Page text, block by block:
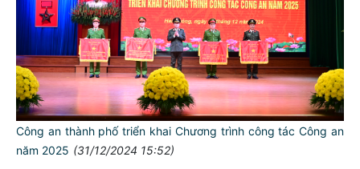
Công an thành phố triển khai Chương trình công tác Công an
năm 2025 (31/12/2024 15:52)